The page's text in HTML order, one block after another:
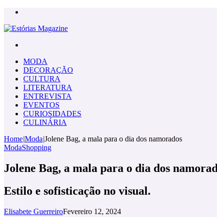
MODA
DECORAÇÃO
CULTURA
LITERATURA
ENTREVISTA
EVENTOS
CURIOSIDADES
CULINÁRIA
Home|Moda|Jolene Bag, a mala para o dia dos namorados
ModaShopping
Jolene Bag, a mala para o dia dos
Estilo e sofisticação no visual.
Elisabete GuerreiroFevereiro 12, 2024